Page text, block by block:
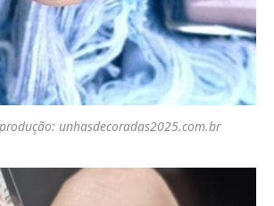
unhasdecoradas2025.com.br